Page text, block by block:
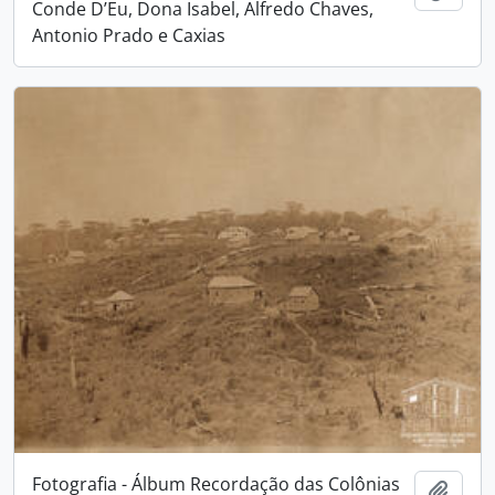
Conde D’Eu, Dona Isabel, Alfredo Chaves,
Antonio Prado e Caxias
Fotografia - Álbum Recordação das Colônias